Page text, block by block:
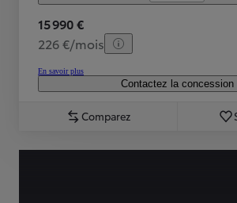
15 990 €
226 €/mois
En savoir plus
Contactez la concession
Comparez